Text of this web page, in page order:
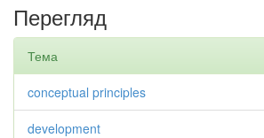
Перегляд
Тема
conceptual principles
development